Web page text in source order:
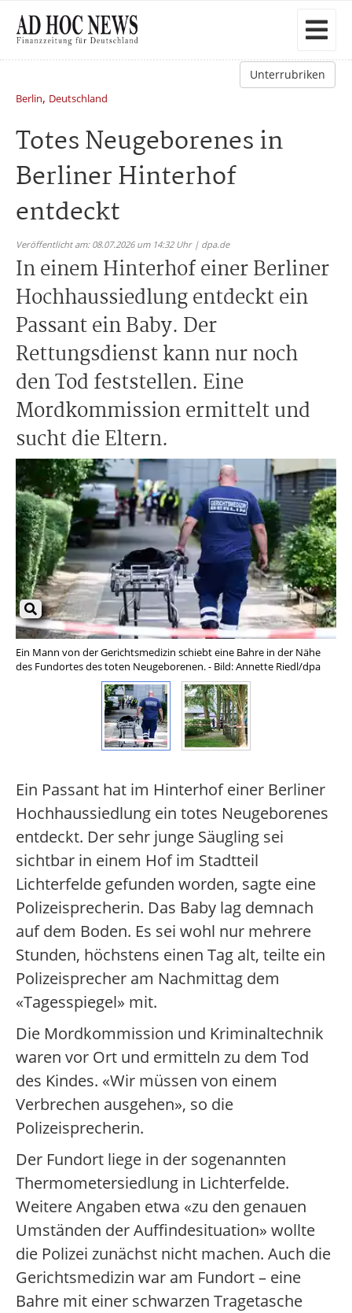
Unterrubriken
Berlin, Deutschland
Totes Neugeborenes in
Berliner Hinterhof
entdeckt
Veröffentlicht am: 08.07.2026 um 14:32 Uhr | dpa.de
In einem Hinterhof einer Berliner
Hochhaussiedlung entdeckt ein
Passant ein Baby. Der
Rettungsdienst kann nur noch
den Tod feststellen. Eine
Mordkommission ermittelt und
sucht die Eltern.
Ein Mann von der Gerichtsmedizin schiebt eine Bahre in der Nähe
des Fundortes des toten Neugeborenen. - Bild: Annette Riedl/dpa
Ein Passant hat im Hinterhof einer Berliner
Hochhaussiedlung ein totes Neugeborenes
entdeckt. Der sehr junge Säugling sei
sichtbar in einem Hof im Stadtteil
Lichterfelde gefunden worden, sagte eine
Polizeisprecherin. Das Baby lag demnach
auf dem Boden. Es sei wohl nur mehrere
Stunden, höchstens einen Tag alt, teilte ein
Polizeisprecher am Nachmittag dem
«Tagesspiegel» mit.
Die Mordkommission und Kriminaltechnik
waren vor Ort und ermitteln zu dem Tod
des Kindes. «Wir müssen von einem
Verbrechen ausgehen», so die
Polizeisprecherin.
Der Fundort liege in der sogenannten
Thermometersiedlung in Lichterfelde.
Weitere Angaben etwa «zu den genauen
Umständen der Auffindesituation» wollte
die Polizei zunächst nicht machen. Auch die
Gerichtsmedizin war am Fundort – eine
Bahre mit einer schwarzen Tragetasche